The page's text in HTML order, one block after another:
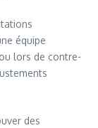
équipe
lors de contre-
des